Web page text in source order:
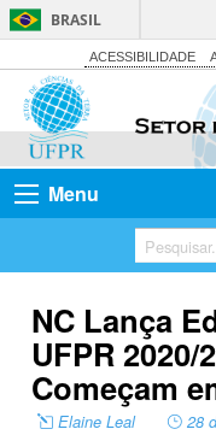
BRASIL
ACESSIBILIDADE
Menu
NC Lança
UFPR
Começam
Elaine Leal